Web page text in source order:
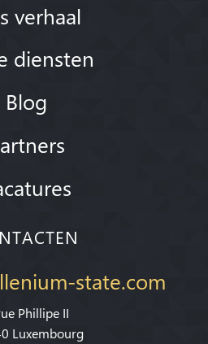
verhaal
diensten
Blog
state.com
Phillipe II
Luxembourg